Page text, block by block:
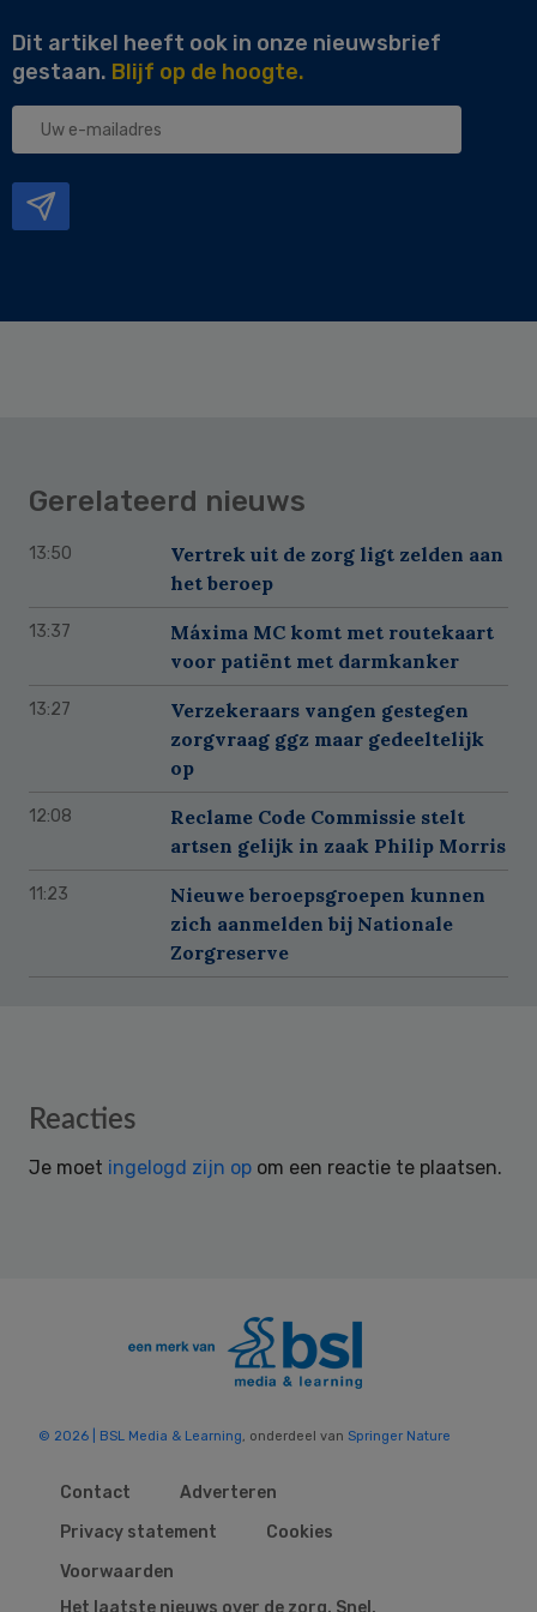
Dit artikel heeft ook in onze nieuwsbrief
gestaan. Blijf op de hoogte.
Uw
Gerelateerd nieuws
13:50
Vertrek uit de zorg ligt zelden aan
het beroep
13:37
Máxima MC komt met routekaart
voor patiënt met darmkanker
13:27
Verzekeraars vangen gestegen
zorgvraag ggz maar gedeeltelijk
op
12:08
Reclame Code Commissie stelt
artsen gelijk in zaak Philip Morris
11:23
Nieuwe beroepsgroepen kunnen
zich aanmelden bij Nationale
Zorgreserve
Reader
Reacties
Je moet ingelogd zijn op om een reactie te plaatsen.
© 2026 | BSL Media & Learning, onderdeel van Springer Nature
Contact
Adverteren
Privacy statement
Cookies
Voorwaarden
Het laatste nieuws over de zorg. Snel,